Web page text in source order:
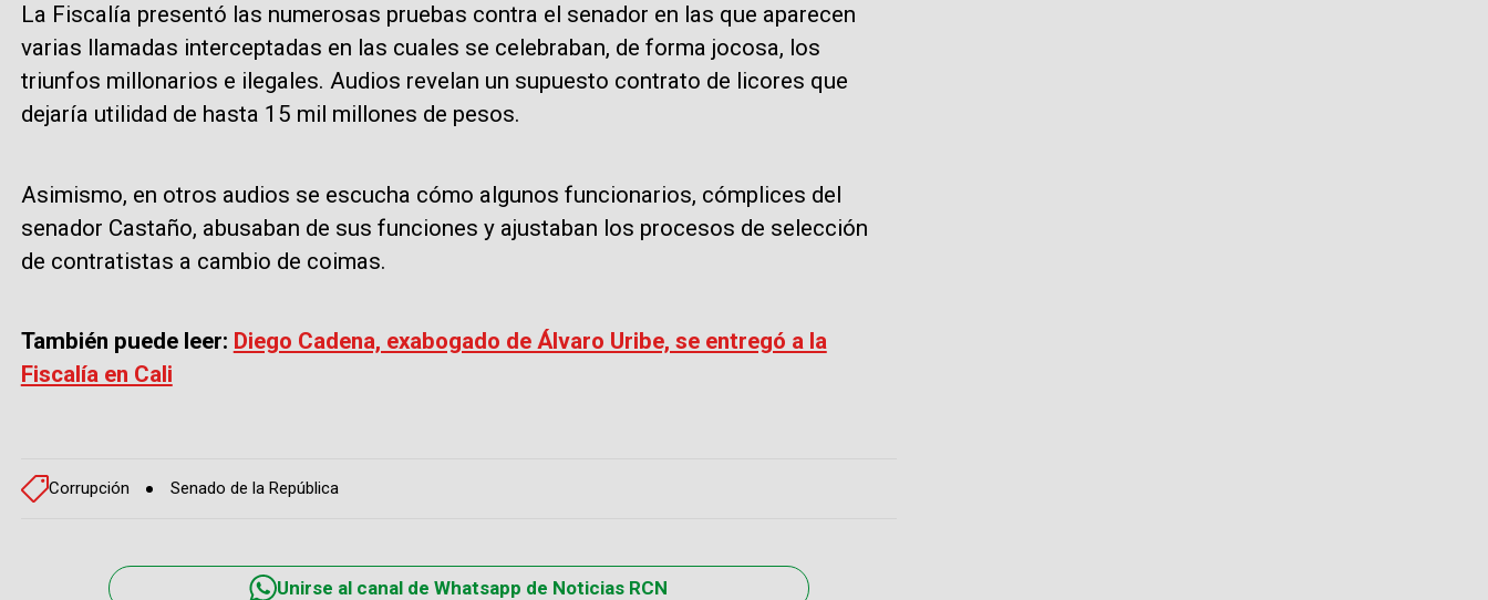
La Fiscalía presentó las numerosas pruebas contra el senador en las que aparecen
varias llamadas interceptadas en las cuales se celebraban, de forma jocosa, los
triunfos millonarios e ilegales. Audios revelan un supuesto contrato de licores que
dejaría utilidad de hasta 15 mil millones de pesos.
Asimismo, en otros audios se escucha cómo algunos funcionarios, cómplices del
senador Castaño, abusaban de sus funciones y ajustaban los procesos de selección
de contratistas a cambio de coimas.
También puede leer: Diego Cadena, exabogado de Álvaro Uribe, se entregó a la
Fiscalía en Cali
Corrupción Senado de la República
Unirse al canal de Whatsapp de Noticias RCN